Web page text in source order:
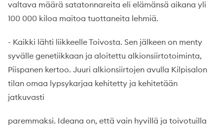
valtava määrä satatonnareita eli elämänsä aikana yli
100 000 kiloa maitoa tuottaneita lehmiä.
- Kaikki lähti liikkeelle Toivosta. Sen jälkeen on menty
syvälle genetiikkaan ja aloitettu alkionsiirtotoiminta,
Piispanen kertoo. Juuri alkionsiirtojen avulla Kilpisalon
tilan omaa lypsykarjaa kehitetty ja kehitetään
jatkuvasti
paremmaksi. Ideana on, että vain hyvillä ja toivotuilla